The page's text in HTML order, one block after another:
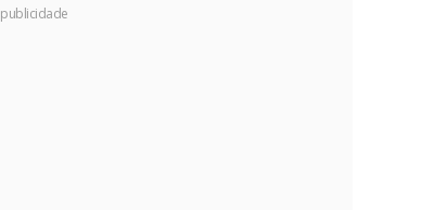
KL Jay (Racionais MC’s), DJ
publicidade